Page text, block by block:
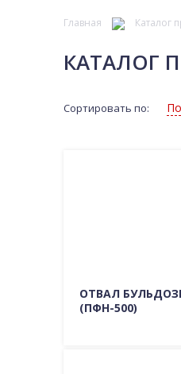
Главная Каталог
КАТАЛОГ
Сортировать по:
ОТВАЛ
(ПФН-500)